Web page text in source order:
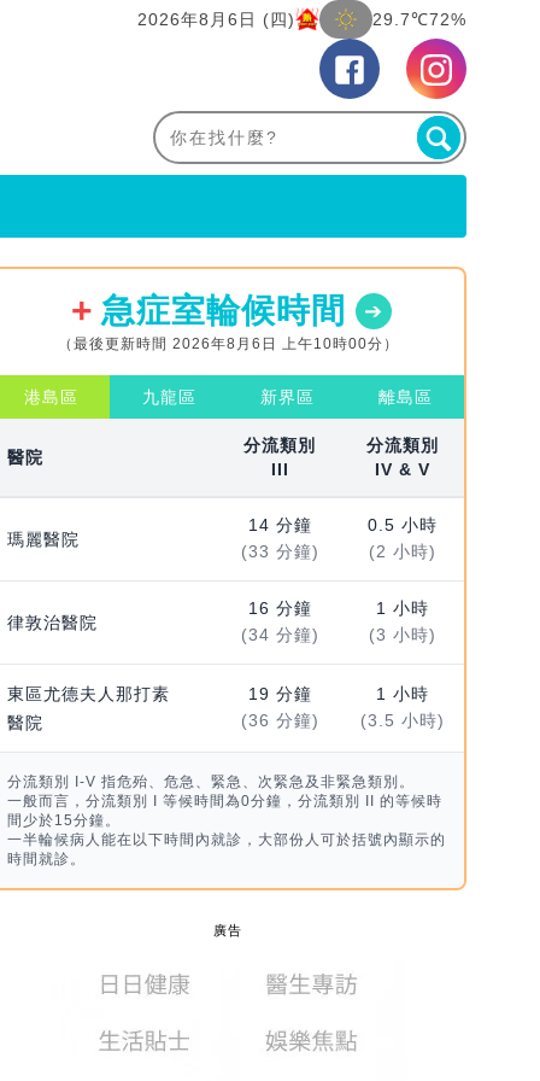
2026年8月6日 (四) 29.7℃72%
急症室輪候時間
（最後更新時間 2026年8月6日 上午10時00分）
港島區 九龍區 新界區 離島區
醫院
分流類別
III
分流類別
IV & V
瑪麗醫院
14 分鐘
(33 分鐘)
0.5 小時
(2 小時)
律敦治醫院
16 分鐘
(34 分鐘)
1 小時
(3 小時)
東區尤德夫人那打素
醫院
19 分鐘
(36 分鐘)
1 小時
(3.5 小時)
分流類別 I-V 指危殆、危急、緊急、次緊急及非緊急類別。
一般而言，分流類別 I 等候時間為0分鐘，分流類別 II 的等候時
間少於15分鐘。
一半輪候病人能在以下時間內就診，大部份人可於括號內顯示的
時間就診。
廣告